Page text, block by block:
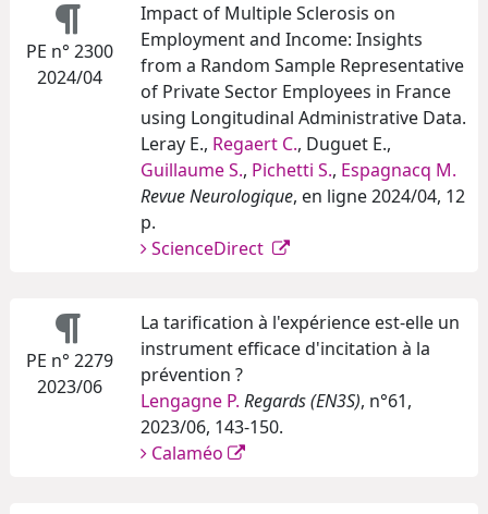
PE n° 2300
2024/04
Impact of Multiple Sclerosis on
Employment and Income: Insights
from a Random Sample Representative
of Private Sector Employees in France
using Longitudinal Administrative Data.
Leray E., Regaert C., Duguet E.,
Guillaume S., Pichetti S., Espagnacq M.
Revue Neurologique, en ligne 2024/04, 12
p.
ScienceDirect
PE n° 2279
2023/06
La tarification à l'expérience est-elle un
instrument efficace d'incitation à la
prévention ?
Lengagne P. Regards (EN3S), n°61,
2023/06, 143-150.
Calaméo